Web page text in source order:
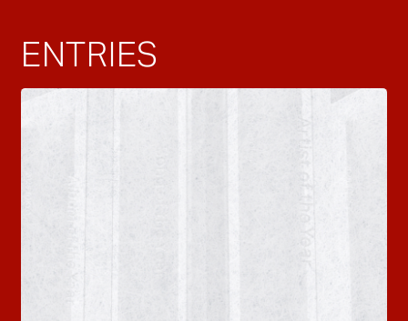
ENTRIES